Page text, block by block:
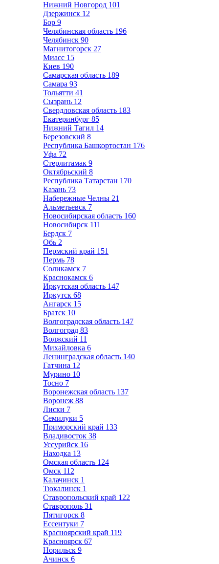
Нижний Новгород 101
Дзержинск 12
Бор 9
Челябинская область 196
Челябинск 90
Магнитогорск 27
Миасс 15
Киев 190
Самарская область 189
Самара 93
Тольятти 41
Сызрань 12
Свердловская область 183
Екатеринбург 85
Нижний Тагил 14
Березовский 8
Республика Башкортостан 176
Уфа 72
Стерлитамак 9
Октябрьский 8
Республика Татарстан 170
Казань 73
Набережные Челны 21
Альметьевск 7
Новосибирская область 160
Новосибирск 111
Бердск 7
Обь 2
Пермский край 151
Пермь 78
Соликамск 7
Краснокамск 6
Иркутская область 147
Иркутск 68
Ангарск 15
Братск 10
Волгоградская область 147
Волгоград 83
Волжский 11
Михайловка 6
Ленинградская область 140
Гатчина 12
Мурино 10
Тосно 7
Воронежская область 137
Воронеж 88
Лиски 7
Семилуки 5
Приморский край 133
Владивосток 38
Уссурийск 16
Находка 13
Омская область 124
Омск 112
Калачинск 1
Тюкалинск 1
Ставропольский край 122
Ставрополь 31
Пятигорск 8
Ессентуки 7
Красноярский край 119
Красноярск 67
Норильск 9
Ачинск 6